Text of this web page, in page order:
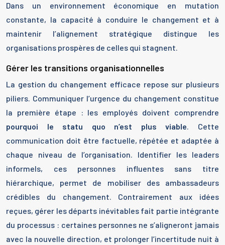
Dans un environnement économique en mutation
constante, la capacité à conduire le changement et à
maintenir l’alignement stratégique distingue les
organisations prospères de celles qui stagnent.
Gérer les transitions organisationnelles
La gestion du changement efficace repose sur plusieurs
piliers. Communiquer l’urgence du changement constitue
la première étape : les employés doivent comprendre
pourquoi le statu quo n’est plus viable. Cette
communication doit être factuelle, répétée et adaptée à
chaque niveau de l’organisation. Identifier les leaders
informels, ces personnes influentes sans titre
hiérarchique, permet de mobiliser des ambassadeurs
crédibles du changement. Contrairement aux idées
reçues, gérer les départs inévitables fait partie intégrante
du processus : certaines personnes ne s’aligneront jamais
avec la nouvelle direction, et prolonger l’incertitude nuit à